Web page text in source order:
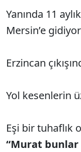
Yanında 11
Mersin’e
Erzincan
Yol kesenlerin
Eşi bir tuhaflık
“Murat